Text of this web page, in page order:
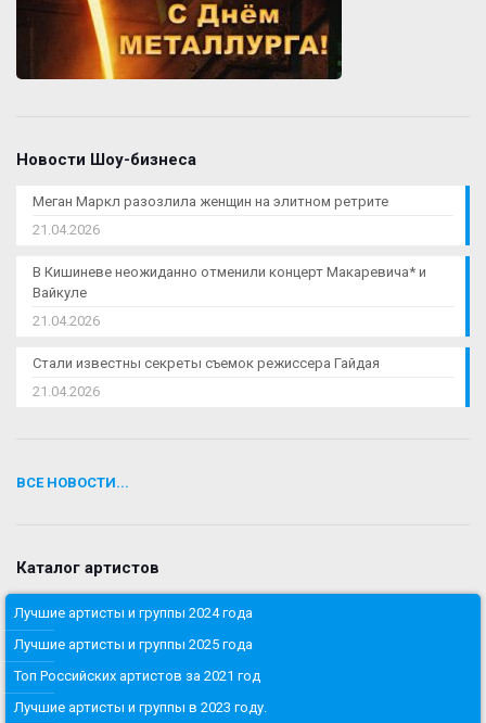
Новости Шоу-бизнеса
Меган Маркл разозлила женщин на элитном ретрите
21.04.2026
В Кишиневе неожиданно отменили концерт Макаревича* и
Вайкуле
21.04.2026
Стали известны секреты съемок режиссера Гайдая
21.04.2026
ВСЕ НОВОСТИ...
Каталог артистов
Лучшие артисты и группы 2024 года
Лучшие артисты и группы 2025 года
Топ Российских артистов за 2021 год
Лучшие артисты и группы в 2023 году.